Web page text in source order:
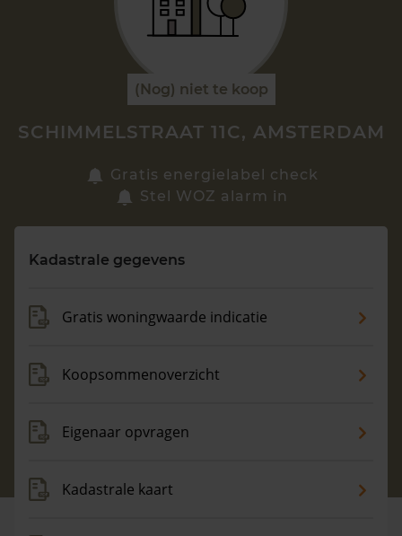
Zoek een woning
Maandag t/m vrijdag - 08:00 -18:00
(Nog) niet te koop
SCHIMMELSTRAAT 11C, AMSTERDAM
Gratis energielabel check
Stel WOZ alarm in
Kadastrale gegevens
Gratis woningwaarde indicatie
Koopsommenoverzicht
Eigenaar opvragen
Kadastrale kaart